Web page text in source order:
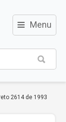
≡ Menu
2614 de 1993